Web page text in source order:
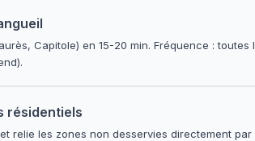
Capitole) en 15-20 min. Fréquence :
résidentiels
relie les zones non desservies directement